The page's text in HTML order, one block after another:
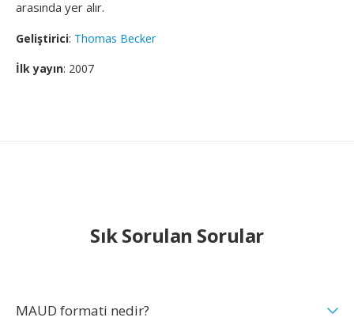
arasında yer alır.
Geliştirici: Thomas Becker
İlk yayın: 2007
Sık Sorulan Sorular
MAUD formati nedir?